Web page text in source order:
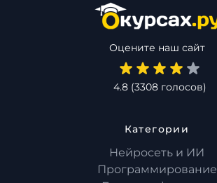
Оцените наш сайт
4.8(3308голосов)
Категории
Нейросеть и ИИ
Программирование